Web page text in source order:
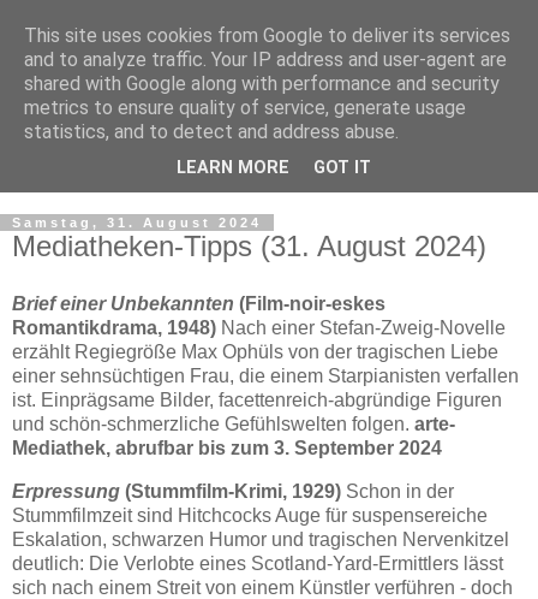
Samstag, 31. August 2024
Mediatheken-Tipps (31. August 2024)
Brief einer Unbekannten (Film-noir-eskes
Romantikdrama, 1948) Nach einer Stefan-Zweig-Novelle
erzählt Regiegröße Max Ophüls von der tragischen Liebe
einer sehnsüchtigen Frau, die einem Starpianisten verfallen
ist. Einprägsame Bilder, facettenreich-abgründige Figuren
und schön-schmerzliche Gefühlswelten folgen. arte-
Mediathek, abrufbar bis zum 3. September 2024
Erpressung (Stummfilm-Krimi, 1929) Schon in der
Stummfilmzeit sind Hitchcocks Auge für suspensereiche
Eskalation, schwarzen Humor und tragischen Nervenkitzel
deutlich: Die Verlobte eines Scotland-Yard-Ermittlers lässt
sich nach einem Streit von einem Künstler verführen - doch
This site uses cookies from Google to deliver its services
and to analyze traffic. Your IP address and user-agent are
shared with Google along with performance and security
metrics to ensure quality of service, generate usage
statistics, and to detect and address abuse.
LEARN MORE GOT IT